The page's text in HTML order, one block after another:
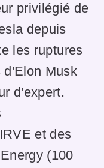
privilégié de
depuis
les ruptures
d'Elon Musk
d'expert.
et des
(100